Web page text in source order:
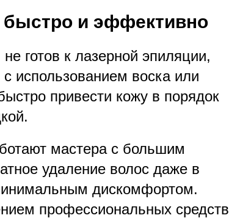
и эффективно
готов к лазерной эпиляции,
использованием воска или
привести кожу в порядок
мастера с большим
удаление волос даже в
дискомфортом.
профессиональных средств